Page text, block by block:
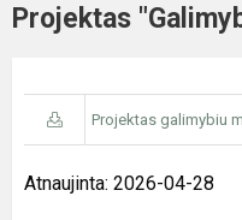
Projektas
Projektas galimybiu
Atnaujinta: 2026-04-28